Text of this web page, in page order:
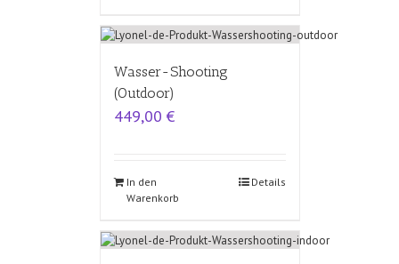
Wasser-Shooting
(Outdoor)
449,00 €
In den
Warenkorb
Details